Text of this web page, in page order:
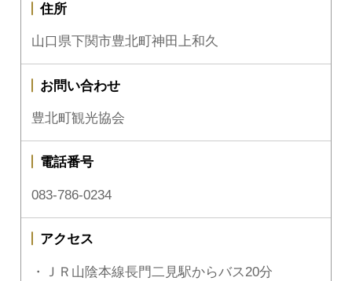
住所
山口県下関市豊北町神田上和久
お問い合わせ
豊北町観光協会
電話番号
083-786-0234
アクセス
・ＪＲ山陰本線長門二見駅からバス20分